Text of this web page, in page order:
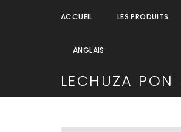
ACCUEIL LES PRODUITS
ANGLAIS
LECHUZA PON